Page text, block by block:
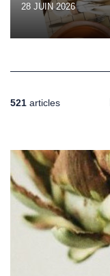
28 JUIN 2026
521 articles